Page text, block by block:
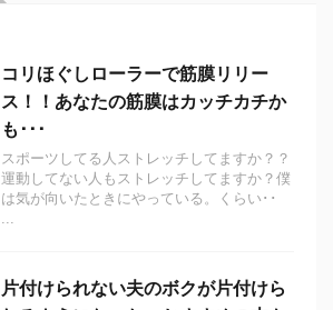
コリほぐしローラーで筋膜リリー
ス！！あなたの筋膜はカッチカチか
も･･･
スポーツしてる人ストレッチしてますか？？
運動してない人もストレッチしてますか？僕
は気が向いたときにやっている。くらい･･
片付けられない夫のボクが片付けら